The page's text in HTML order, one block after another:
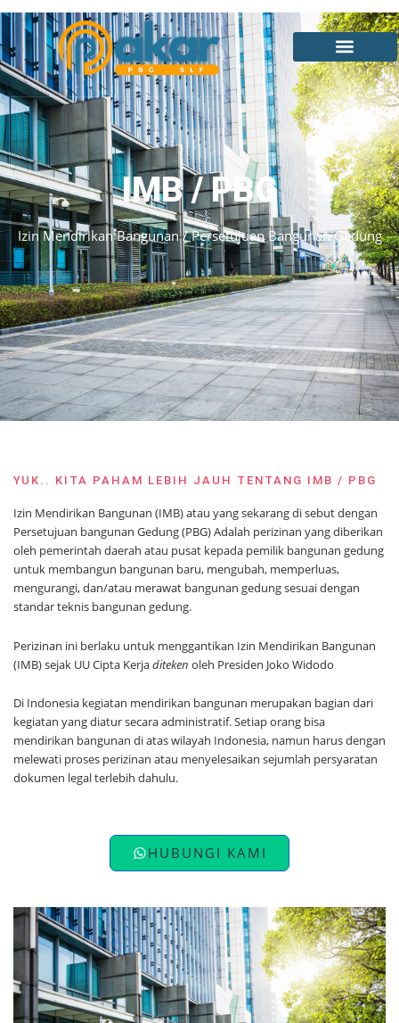
IMB / PBG
Izin Mendirikan Bangunan / Persetujuan Bangunan Gedung
YUK.. KITA PAHAM LEBIH JAUH TENTANG IMB / PBG
Izin Mendirikan Bangunan (IMB) atau yang sekarang di sebut dengan
Persetujuan bangunan Gedung (PBG) Adalah perizinan yang diberikan
oleh pemerintah daerah atau pusat kepada pemilik bangunan gedung
untuk membangun bangunan baru, mengubah, memperluas,
mengurangi, dan/atau merawat bangunan gedung sesuai dengan
standar teknis bangunan gedung.
Perizinan ini berlaku untuk menggantikan Izin Mendirikan Bangunan
(IMB) sejak UU Cipta Kerjaditeken oleh Presiden Joko Widodo
Di Indonesia kegiatan mendirikan bangunan merupakan bagian dari
kegiatan yang diatur secara administratif. Setiap orang bisa
mendirikan bangunan di atas wilayah Indonesia, namun harus dengan
melewati proses perizinan atau menyelesaikan sejumlah persyaratan
dokumen legal terlebih dahulu.
HUBUNGI KAMI